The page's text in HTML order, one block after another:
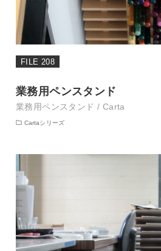
FILE 208
業務用ペンスタンド
業務用ペンスタンド / Carta
Cartaシリーズ